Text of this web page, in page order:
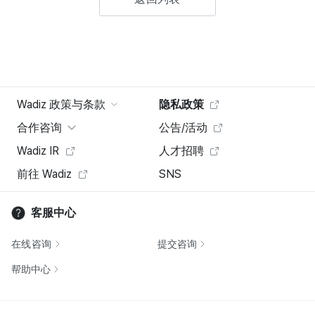
Wadiz 政策与条款
隐私政策
合作咨询
公告/活动
Wadiz IR
人才招聘
前往 Wadiz
SNS
客服中心
在线咨询 提交咨询
帮助中心